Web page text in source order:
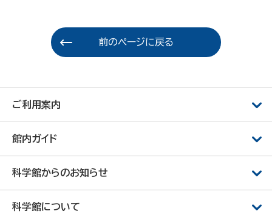
前のページに戻る
ご利用案内
館内ガイド
科学館からのお知らせ
科学館について